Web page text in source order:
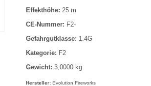
Effekthöhe: 25 m
CE-Nummer: F2-
Gefahrgutklasse: 1.4G
Kategorie: F2
Gewicht: 3,0000 kg
Hersteller: Evolution Fireworks